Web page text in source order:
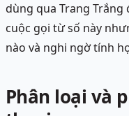
dùng qua Trang Trắng
cuộc gọi từ số này
nào và nghi ngờ tính
Phân loại và